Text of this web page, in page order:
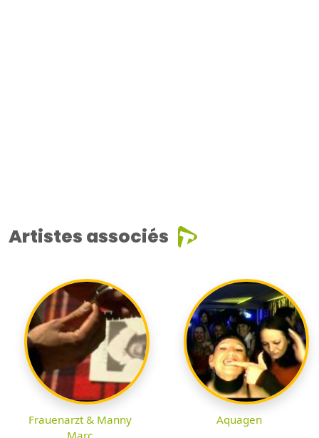
Artistes associés
Frauenarzt & Manny
Aquagen